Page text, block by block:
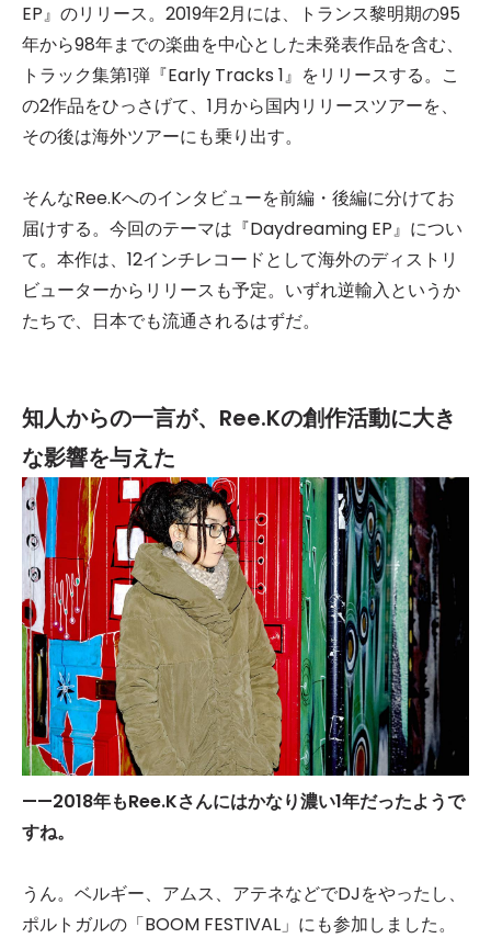
EP』のリリース。2019年2月には、トランス黎明期の95
年から98年までの楽曲を中心とした未発表作品を含む、
トラック集第1弾『Early Tracks 1』をリリースする。こ
の2作品をひっさげて、1月から国内リリースツアーを、
その後は海外ツアーにも乗り出す。
そんなRee.Kへのインタビューを前編・後編に分けてお
届けする。今回のテーマは『Daydreaming EP』につい
て。本作は、12インチレコードとして海外のディストリ
ビューターからリリースも予定。いずれ逆輸入というか
たちで、日本でも流通されるはずだ。
知人からの一言が、 Ree.Kの創作活動に大き
な影響を与えた
——2018年もRee.Kさんにはかなり濃い1年だったようで
すね。
うん。ベルギー、アムス、アテネなどでDJをやったし、
ポルトガルの「BOOM FESTIVAL」にも参加しました。